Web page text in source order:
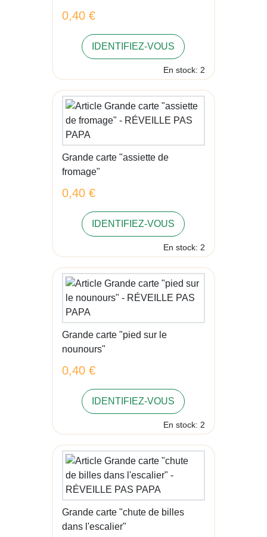
0,40 €
IDENTIFIEZ-VOUS
En stock: 2
Grande carte "assiette de
fromage"
0,40 €
IDENTIFIEZ-VOUS
En stock: 2
Grande carte "pied sur le
nounours"
0,40 €
IDENTIFIEZ-VOUS
En stock: 2
Grande carte "chute de billes
dans l'escalier"